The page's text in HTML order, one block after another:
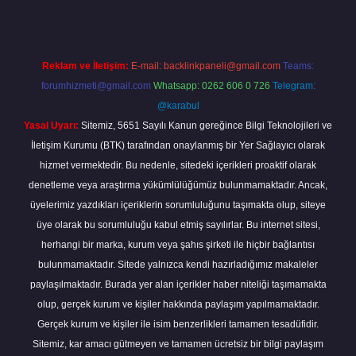
Reklam ve İletişim: E-mail: backlinkpaneli@gmail.com Teams:
forumhizmeti@gmail.com Whatsapp: 0262 606 0 726 Telegram:
@karabul
Yasal Uyarı: Sitemiz, 5651 Sayılı Kanun gereğince Bilgi Teknolojileri ve
İletişim Kurumu (BTK) tarafından onaylanmış bir Yer Sağlayıcı olarak
hizmet vermektedir. Bu nedenle, sitedeki içerikleri proaktif olarak
denetleme veya araştırma yükümlülüğümüz bulunmamaktadır. Ancak,
üyelerimiz yazdıkları içeriklerin sorumluluğunu taşımakta olup, siteye
üye olarak bu sorumluluğu kabul etmiş sayılırlar. Bu internet sitesi,
herhangi bir marka, kurum veya şahıs şirketi ile hiçbir bağlantısı
bulunmamaktadır. Sitede yalnızca kendi hazırladığımız makaleler
paylaşılmaktadır. Burada yer alan içerikler haber niteliği taşımamakta
olup, gerçek kurum ve kişiler hakkında paylaşım yapılmamaktadır.
Gerçek kurum ve kişiler ile isim benzerlikleri tamamen tesadüfidir.
Sitemiz, kar amacı gütmeyen ve tamamen ücretsiz bir bilgi paylaşım